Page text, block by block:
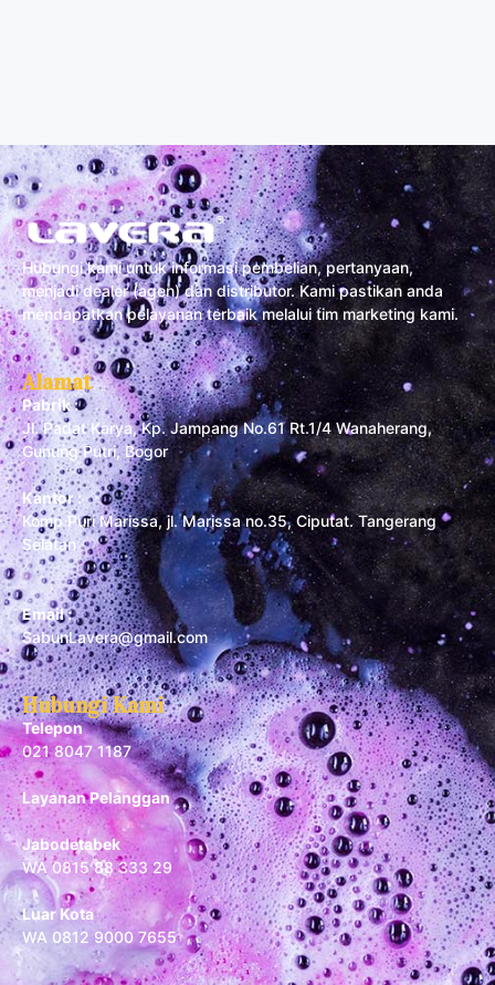
Hubungi kami untuk informasi pembelian, pertanyaan,
menjadi dealer (agen) dan distributor. Kami pastikan anda
mendapatkan pelayanan terbaik melalui tim marketing kami.
Alamat
Pabrik :
Jl. Padat Karya, Kp. Jampang No.61 Rt.1/4 Wanaherang,
Gunung Putri, Bogor
Kantor :
Komp Puri Marissa, jl. Marissa no.35, Ciputat. Tangerang
Selatan
Email :
SabunLavera@gmail.com
Hubungi Kami
Telepon
021 8047 1187
Layanan Pelanggan
Jabodetabek
WA 0815 88 333 29
Luar Kota
WA 0812 9000 7655